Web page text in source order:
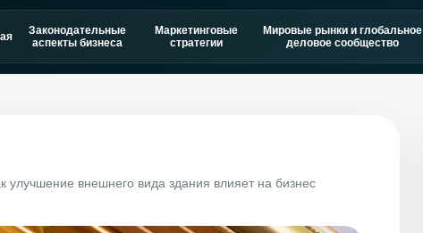
Законодательные
аспекты бизнеса
Маркетинговые
стратегии
Мировые рынки и глобальное
деловое сообщество
внешнего вида здания влияет на бизнес